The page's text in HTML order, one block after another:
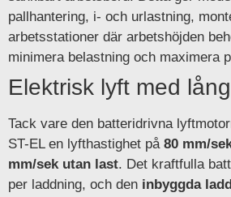
pallhantering, i- och urlastning,
arbetsstationer där arbetshöjden
minimera belastning och maximera
Elektrisk lyft med
Tack vare den batteridrivna
ST-EL en lyfthastighet på 80 mm/
mm/sek utan last. Det kraftfulla
per laddning, och den inbyggda